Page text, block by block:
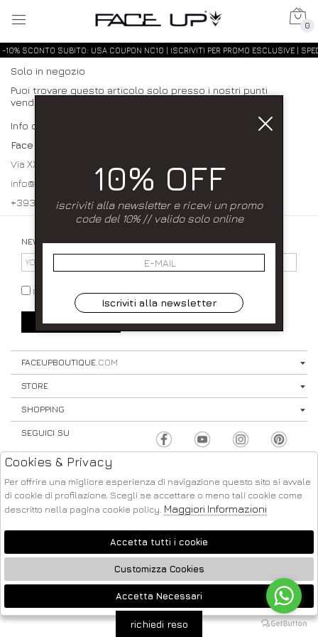
0
-10% SCONTO SUBITO: USA COUPON NC10 | ISCRIVITI PER PROMO ESCLUSIVE |
Solo in negozio
Puoi trovare questo articolo solo presso i nostri punti
vendita:
Info contatti
Face up
Via XXXI Maggio 23/25 80027 Frattamaggiore (NA)
info@faceupboutique.com, faceupnegozio@gmail.com
+393920340990 0818312915
NEWSLETTER
PRIVACY POLICY
SIGN UP ⟩
FACEUPBOUTIQUE.COM
STORE
SHOPPING
SEGUICI SU
2026 FACE UP - P.IVA : 04220371217 POWERED BY
ATELIER
SOCIETÀ
🍪
10% OFF
iscriviti alla newsletter e ricevi un promo
code del 10% // valido solo online
Iscriviti alla newsletter
richiedi reso
Cookies & Privacy
Per offrire una migliore esperienza di navigazione questo sito si avvale
di cookie di profilazione. Scegli se accettare o meno tali cookie come
descritto nella pagina cookie policy. Maggiori Informazioni
Accetta tutti i cookie
Customizza Cookies
Accetta Necessari